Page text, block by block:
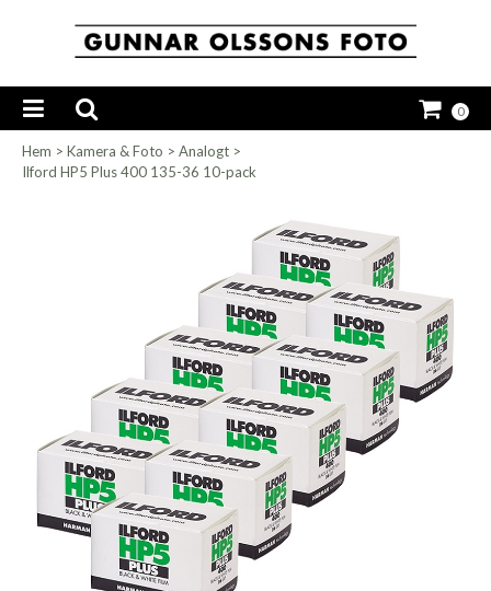
0
Hem > Kamera & Foto > Analogt >
Ilford HP5 Plus 400 135-36 10-pack